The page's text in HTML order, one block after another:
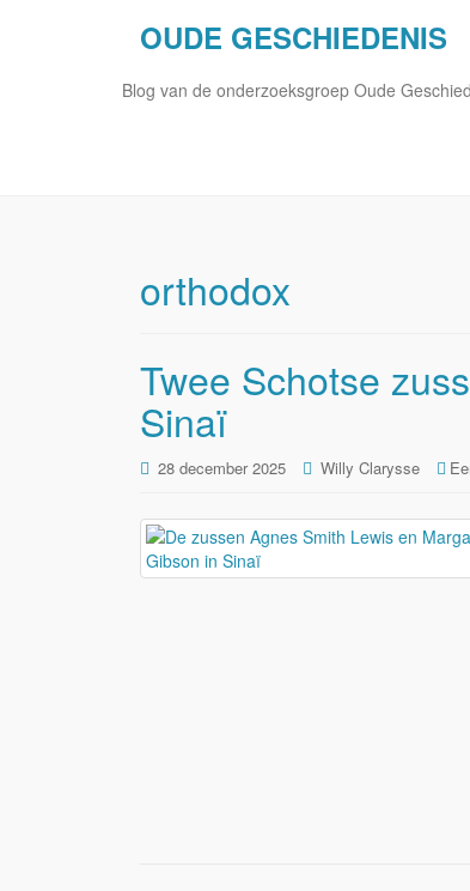
OUDE GESCHIEDENIS
Blog van de onderzoeksgroep Oude
orthodox
Twee Schotse
Sinaï
28 december 2025 Willy Clarysse